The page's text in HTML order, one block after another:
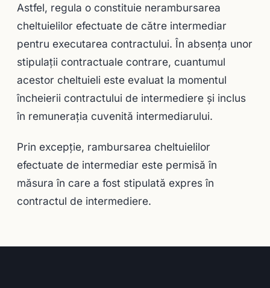
Astfel, regula o constituie nerambursarea
cheltuielilor efectuate de către intermediar
pentru executarea contractului. În absenţa unor
stipulaţii contractuale contrare, cuantumul
acestor cheltuieli este evaluat la momentul
încheierii contractului de intermediere şi inclus
în remuneraţia cuvenită intermediarului.
Prin excepţie, rambursarea cheltuielilor
efectuate de intermediar este permisă în
măsura în care a fost stipulată expres în
contractul de intermediere.